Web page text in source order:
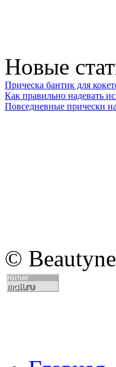
Новые
Прическа бантик для
Как правильно надевать
Повседневные прически
©